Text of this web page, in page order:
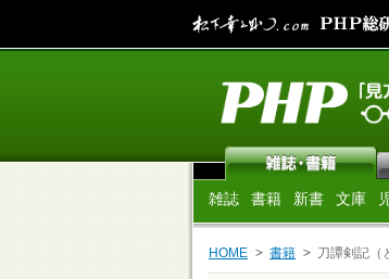
雑誌 書籍 新書 文庫
HOME 書籍 刀譚剣記（